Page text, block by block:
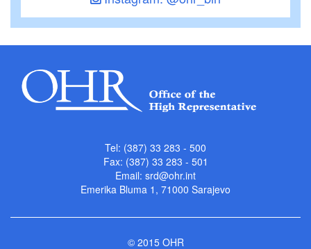
Tel: (387) 33 283 - 500
Fax: (387) 33 283 - 501
Email: srd@ohr.int
Emerika Bluma 1, 71000 Sarajevo
© 2015 OHR